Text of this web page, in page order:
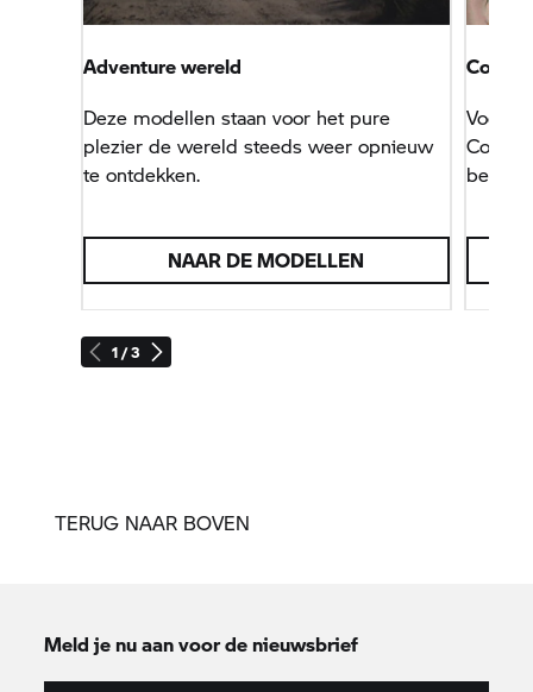
1 / 3
Adventure wereld
Deze modellen staan voor het pure
plezier de wereld steeds weer opnieuw
te ontdekken.
NAAR DE MODELLEN
Voor
TERUG NAAR BOVEN
Meld je nu aan voor de nieuwsbrief